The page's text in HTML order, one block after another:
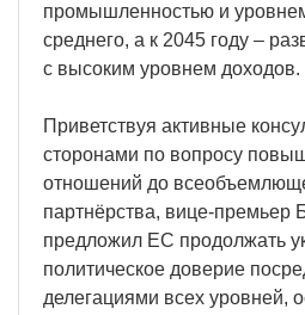
промышленностью и
среднего, а к 2045 году –
с высоким уровнем доходов.
Приветствуя активные
сторонами по вопросу
отношений до
партнёрства, вице-премьер
предложил ЕС продолжать
политическое доверие
делегациями всех уровней,